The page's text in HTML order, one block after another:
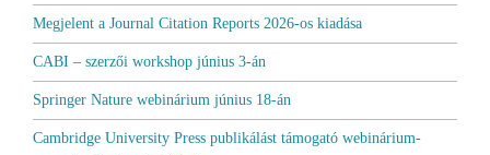
Megjelent a Journal Citation Reports 2026-os kiadása
CABI – szerzői workshop június 3-án
Springer Nature webinárium június 18-án
Cambridge University Press publikálást támogató webinárium-